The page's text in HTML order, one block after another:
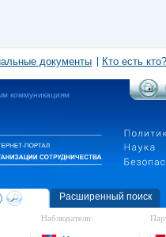
документы Кто есть кто?
коммуникациям
Расширенный поиск
Наблюдатели: